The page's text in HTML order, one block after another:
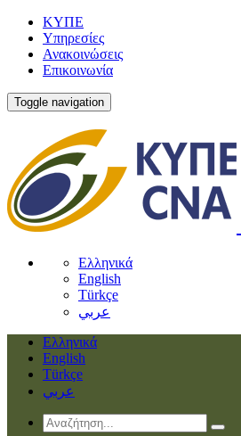
ΚΥΠΕ
Υπηρεσίες
Ανακοινώσεις
Επικοινωνία
Toggle navigation
Ελληνικά
English
Türkçe
عربي
Ελληνικά
English
Türkçe
عربي